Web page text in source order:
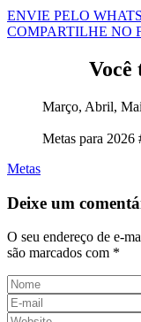
ENVIE PELO
COMPARTILHE NO
Você
Março, Abril,
Metas para 2026
Metas
Deixe um
O seu endereço de e-
são marcados com *